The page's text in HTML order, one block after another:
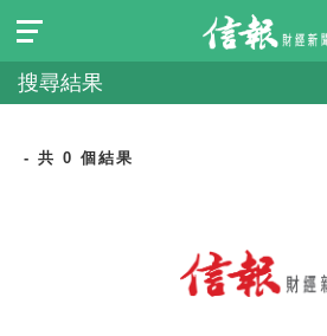
搜尋結果
- 共 0 個結果